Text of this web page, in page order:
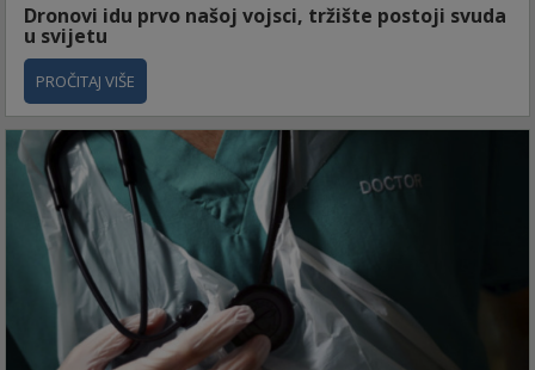
Dronovi idu prvo našoj vojsci, tržište postoji svuda
u svijetu
PROČITAJ VIŠE